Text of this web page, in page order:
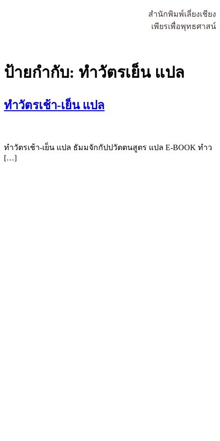
สำนักพิมพ์เลี่ยงเชียง
เพียรเพื่อพุทธศาสน์
ป้ายกำกับ: ทำวัตรเย็น แปล
ทำวัตรเช้า-เย็น แปล
ทำวัตรเช้า-เย็น แปล ธัมมจักกัปปวัตตนสูตร แปล E-BOOK ทำว
[…]